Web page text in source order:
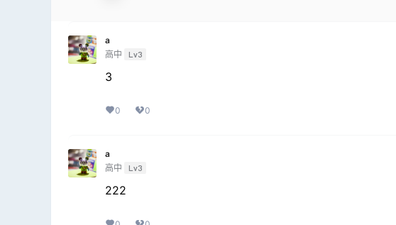
a
高中
Lv3
3
0 0
a
高中
Lv3
222